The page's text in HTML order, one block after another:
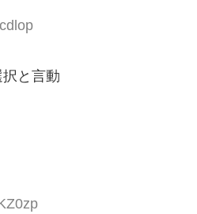
と言動